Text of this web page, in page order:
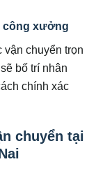
công xưởng
chuyển trọn
bố trí nhân
chính xác
chuyển tại